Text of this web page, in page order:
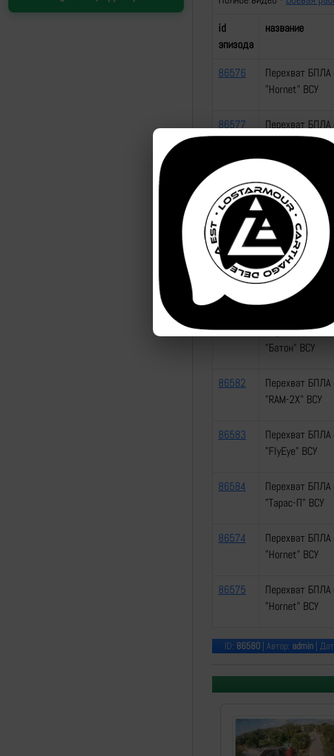
id
эпизода
название
86576
Перехват БПЛА
"Hornet" ВСУ
86577
Перехват БПЛА
"Костыль" ВСУ
Перехват
"Костыль" ВСУ
86579
Перехват БПЛА
"Лелека-100" ВСУ
86580
Перехват БПЛА
"Лелека-
86581
Перехват БПЛА
"Батон" ВСУ
86582
Перехват БПЛА
"RAM-2X" ВСУ
86583
Перехват БПЛА
"FlyEye" ВСУ
86584
Перехват БПЛА
"Тарас-П" ВСУ
86574
Перехват БПЛА
"Hornet" ВСУ
86575
Перехват БПЛА
"Hornet" ВСУ
ID: 86580 | Автор: admin |